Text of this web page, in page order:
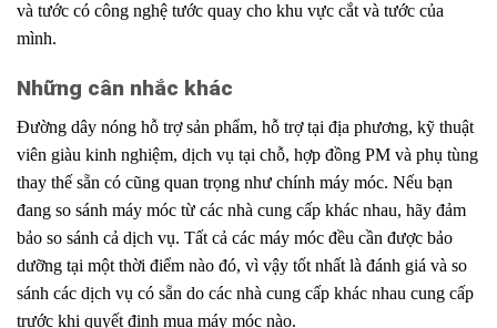
và tước có công nghệ tước quay cho khu vực cắt và tước của
mình.
Những cân nhắc khác
Đường dây nóng hỗ trợ sản phẩm, hỗ trợ tại địa phương, kỹ thuật
viên giàu kinh nghiệm, dịch vụ tại chỗ, hợp đồng PM và phụ tùng
thay thế sẵn có cũng quan trọng như chính máy móc. Nếu bạn
đang so sánh máy móc từ các nhà cung cấp khác nhau, hãy đảm
bảo so sánh cả dịch vụ. Tất cả các máy móc đều cần được bảo
dưỡng tại một thời điểm nào đó, vì vậy tốt nhất là đánh giá và so
sánh các dịch vụ có sẵn do các nhà cung cấp khác nhau cung cấp
trước khi quyết định mua máy móc nào.